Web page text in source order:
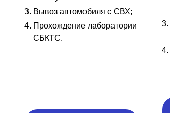
Вывоз автомобиля с СВХ;
Прохождение лаборатории
СБКТС.